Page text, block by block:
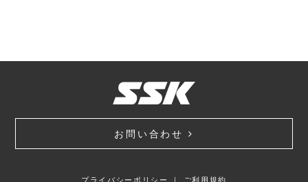
お問い合わせ
プライバシーポリシー ご利用規約